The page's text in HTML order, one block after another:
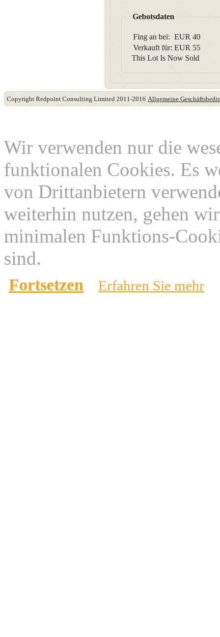
Gebotsdaten
Fing an bei: EUR 40
Verkauft für: EUR 55
This Lot Is Now Sold
Copyright Redpoint Consulting Limited 2011-2016 Allgemeine
Wir verwenden nur die
funktionalen Cookies. Es
von Drittanbietern
weiterhin nutzen, gehen
minimalen Funktions-
sind.
Fortsetzen Erfahren Sie mehr